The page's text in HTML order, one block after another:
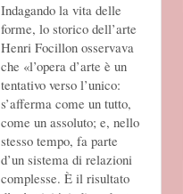
Indagando la vita delle
forme, lo storico dell’arte
Henri Focillon osservava
che «l’opera d’arte è un
tentativo verso l’unico:
s’afferma come un tutto,
come un assoluto; e, nello
stesso tempo, fa parte
d’un sistema di relazioni
complesse. È il risultato